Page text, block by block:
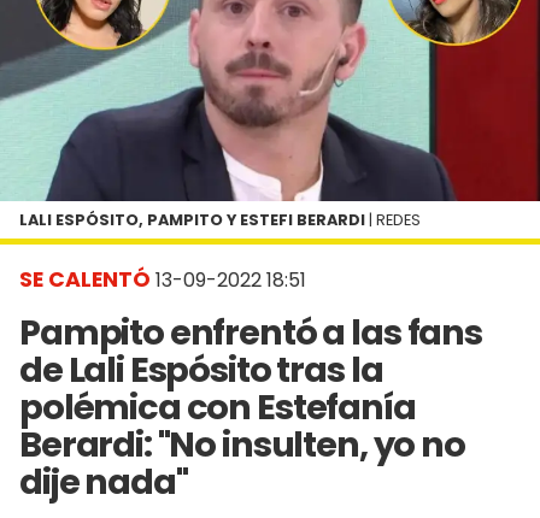
SE CALENTÓ 13-09-2022 18:51
Pampito enfrentó a las fans
de Lali Espósito tras la
polémica con Estefanía
Berardi: "No insulten, yo no
dije nada"
LALI ESPÓSITO, PAMPITO Y ESTEFI BERARDI | REDES